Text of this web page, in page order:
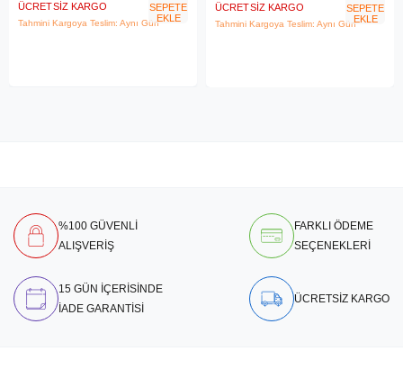
ÜCRETSIZ KARGO
Tahmini Kargoya Teslim: Aynı Gün
SEPETE
EKLE
ÜCRETSIZ KARGO
Tahmini Kargoya Teslim: Aynı Gün
SEPETE
EKLE
%100 GÜVENLİ
ALIŞVERİŞ
FARKLI ÖDEME
SEÇENEKLERİ
15 GÜN İÇERİSİNDE
İADE GARANTİSİ
ÜCRETSİZ KARGO